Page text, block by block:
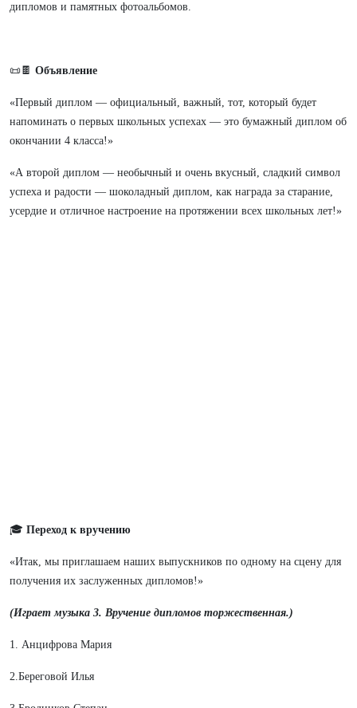
дипломов и памятных фотоальбомов.
📜🍫 Объявление
«Первый диплом — официальный, важный, тот, который будет
напоминать о первых школьных успехах — это бумажный диплом об
окончании 4 класса!»
«А второй диплом — необычный и очень вкусный, сладкий символ
успеха и радости — шоколадный диплом, как награда за старание,
усердие и отличное настроение на протяжении всех школьных лет!»
🎓 Переход к вручению
«Итак, мы приглашаем наших выпускников по одному на сцену для
получения их заслуженных дипломов!»
(Играет музыка 3. Вручение дипломов торжественная.)
1. Анцифрова Мария
2.Береговой Илья